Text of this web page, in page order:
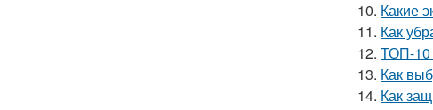
10. Какие
11. Как
12. ТОП-10
13. Как
14. Как